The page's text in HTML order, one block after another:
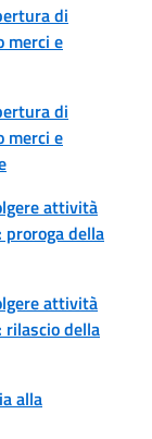
di
merci e
di
merci e
attività
della
attività
della
alla